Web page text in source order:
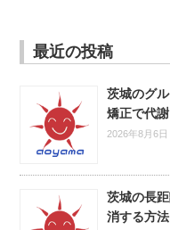
最近の投稿
茨城のグ
矯正で代
2026年8月6日
茨城の長
消する方